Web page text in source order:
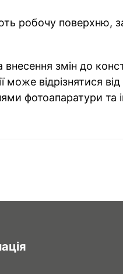
робочу
змін до
може відрізнятися
фотоапаратури та